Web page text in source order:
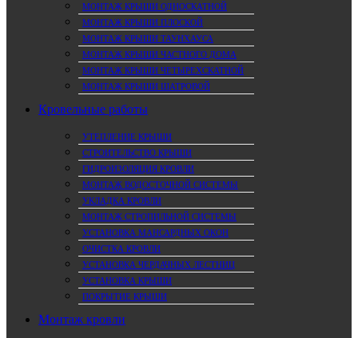
МОНТАЖ КРЫШИ ОДНОСКАТНОЙ
МОНТАЖ КРЫШИ ПЛОСКОЙ
МОНТАЖ КРЫШИ ТАУНХАУСА
МОНТАЖ КРЫШИ ЧАСТНОГО ДОМА
МОНТАЖ КРЫШИ ЧЕТЫРЕХСКАТНОЙ
МОНТАЖ КРЫШИ ШАТРОВОЙ
Кровельные работы
УТЕПЛЕНИЕ КРЫШИ
СТРОИТЕЛЬСТВО КРЫШИ
ГИДРОИЗОЛЯЦИЯ КРОВЛИ
МОНТАЖ ВОДОСТОЧНОЙ СИСТЕМЫ
УКЛАДКА КРОВЛИ
МОНТАЖ СТРОПИЛЬНОЙ СИСТЕМЫ
УСТАНОВКА МАНСАРДНЫХ ОКОН
ОЧИСТКА КРОВЛИ
УСТАНОВКА ЧЕРДАЧНЫХ ЛЕСТНИЦ
УСТАНОВКА КРЫШИ
ПОКРЫТИЕ КРЫШИ
Монтаж кровли